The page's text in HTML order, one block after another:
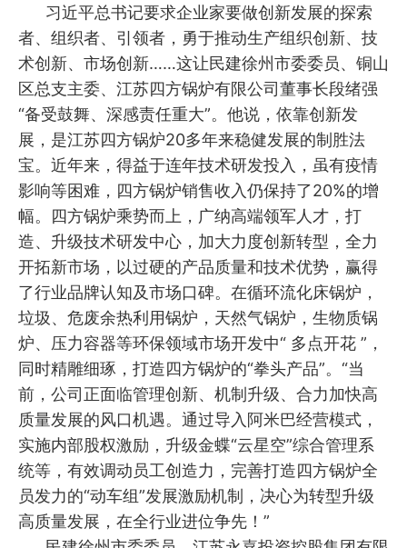
习近平总书记要求企业家要做创新发展的探索
者、组织者、引领者，勇于推动生产组织创新、技
术创新、市场创新……这让民建徐州市委委员、铜山
区总支主委、江苏四方锅炉有限公司董事长段绪强
“备受鼓舞、深感责任重大”。他说，依靠创新发
展，是江苏四方锅炉20多年来稳健发展的制胜法
宝。近年来，得益于连年技术研发投入，虽有疫情
影响等困难，四方锅炉销售收入仍保持了20%的增
幅。四方锅炉乘势而上，广纳高端领军人才，打
造、升级技术研发中心，加大力度创新转型，全力
开拓新市场，以过硬的产品质量和技术优势，赢得
了行业品牌认知及市场口碑。在循环流化床锅炉，
垃圾、危废余热利用锅炉，天然气锅炉，生物质锅
炉、压力容器等环保领域市场开发中“ 多点开花 ”，
同时精雕细琢，打造四方锅炉的“拳头产品”。“当
前，公司正面临管理创新、机制升级、合力加快高
质量发展的风口机遇。通过导入阿米巴经营模式，
实施内部股权激励，升级金蝶“云星空”综合管理系
统等，有效调动员工创造力，完善打造四方锅炉全
员发力的“动车组”发展激励机制，决心为转型升级
高质量发展，在全行业进位争先！”